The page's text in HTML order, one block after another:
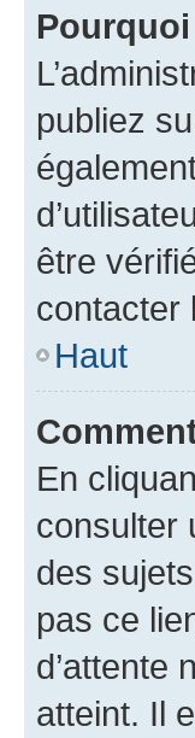
publiez
être
contacter
Haut
En
consulter
des
pas ce
d’attente
atteint. Il